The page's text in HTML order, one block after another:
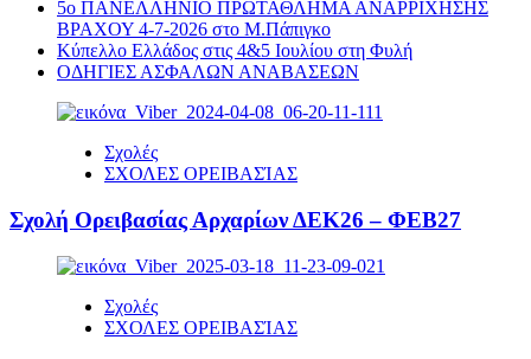
5ο ΠΑΝΕΛΛΗΝΙΟ ΠΡΩΤΑΘΛΗΜΑ ΑΝΑΡΡΙΧΗΣΗΣ
ΒΡΑΧΟΥ 4-7-2026 στο Μ.Πάπιγκο
Κύπελλο Ελλάδος στις 4&5 Ιουλίου στη Φυλή
ΟΔΗΓΙΕΣ ΑΣΦΑΛΩΝ ΑΝΑΒΑΣΕΩΝ
Σχολές
ΣΧΟΛΕΣ ΟΡΕΙΒΑΣΊΑΣ
Σχολή Ορειβασίας Αρχαρίων ΔΕΚ26 – ΦΕΒ27
Σχολές
ΣΧΟΛΕΣ ΟΡΕΙΒΑΣΊΑΣ